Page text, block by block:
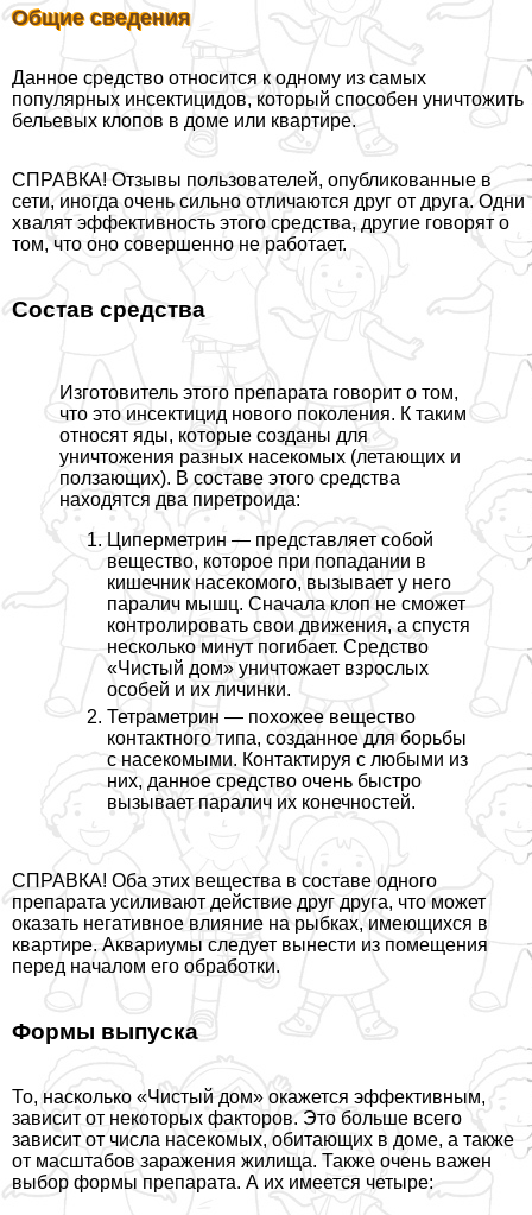
Общие сведения
Данное средство относится к одному из самых
популярных инсектицидов, который способен уничтожить
бельевых клопов в доме или квартире.
СПРАВКА! Отзывы пользователей, опубликованные в
сети, иногда очень сильно отличаются друг от друга. Одни
хвалят эффективность этого средства, другие говорят о
том, что оно совершенно не работает.
Состав средства
Изготовитель этого препарата говорит о том,
что это инсектицид нового поколения. К таким
относят яды, которые созданы для
уничтожения разных насекомых (летающих и
ползающих). В составе этого средства
находятся два пиретроида:
Циперметрин — представляет собой
вещество, которое при попадании в
кишечник насекомого, вызывает у него
паралич мышц. Сначала клоп не сможет
контролировать свои движения, а спустя
несколько минут погибает. Средство
«Чистый дом» уничтожает взрослых
особей и их личинки.
Тетраметрин — похожее вещество
контактного типа, созданное для борьбы
с насекомыми. Контактируя с любыми из
них, данное средство очень быстро
вызывает паралич их конечностей.
СПРАВКА! Оба этих вещества в составе одного
препарата усиливают действие друг друга, что может
оказать негативное влияние на рыбках, имеющихся в
квартире. Аквариумы следует вынести из помещения
перед началом его обработки.
Формы выпуска
То, насколько «Чистый дом» окажется эффективным,
зависит от некоторых факторов. Это больше всего
зависит от числа насекомых, обитающих в доме, а также
от масштабов заражения жилища. Также очень важен
выбор формы препарата. А их имеется четыре: